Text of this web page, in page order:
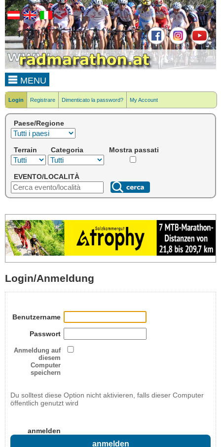
MENU
Login Registrare Dimenticato la password? My Account
Paese/Regione
Terrain Categoria Mostra passati
EVENTO/LOCALITÀ
Login/Anmeldung
Benutzername
Passwort
Anmeldung auf
diesem
Computer
speichern
Du solltest diese Option nicht aktivieren, falls dieser Computer
öffentlich genutzt wird
anmelden